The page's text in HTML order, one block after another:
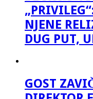
NJENE
DUG PUT,
GOST